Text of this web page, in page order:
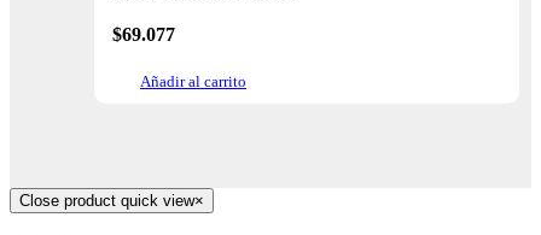
$69.077
Añadir al carrito
Close product quick view×